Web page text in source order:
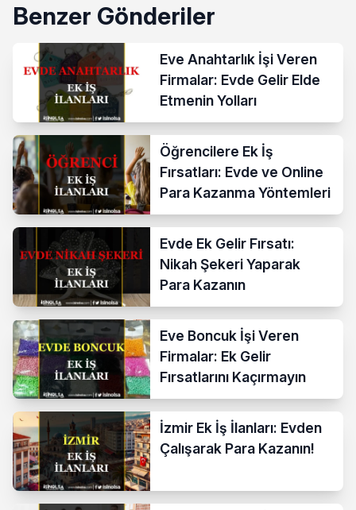
Benzer Gönderiler
Eve Anahtarlık İşi Veren
Firmalar: Evde Gelir Elde
Etmenin Yolları
Öğrencilere Ek İş
Fırsatları: Evde ve Online
Para Kazanma Yöntemleri
Evde Ek Gelir Fırsatı:
Nikah Şekeri Yaparak
Para Kazanın
Eve Boncuk İşi Veren
Firmalar: Ek Gelir
Fırsatlarını Kaçırmayın
İzmir Ek İş İlanları: Evden
Çalışarak Para Kazanın!